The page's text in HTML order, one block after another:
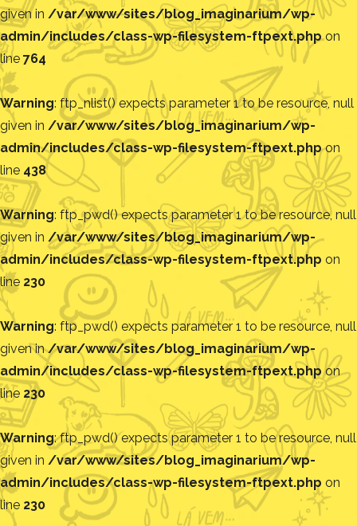
given in /var/www/sites/blog_imaginarium/wp-
admin/includes/class-wp-filesystem-ftpext.phpon
line 764
Warning: ftp_nlist() expects parameter 1 to be resource, null
given in /var/www/sites/blog_imaginarium/wp-
admin/includes/class-wp-filesystem-ftpext.phpon
line 438
Warning: ftp_pwd() expects parameter 1 to be resource, null
given in /var/www/sites/blog_imaginarium/wp-
admin/includes/class-wp-filesystem-ftpext.php on
line 230
Warning: ftp_pwd() expects parameter 1 to be resource, null
given in/var/www/sites/blog_imaginarium/wp-
admin/includes/class-wp-filesystem-ftpext.phpon
line 230
Warning: ftp_pwd() expects parameter 1 to be resource, null
given in /var/www/sites/blog_imaginarium/wp-
admin/includes/class-wp-filesystem-ftpext.php on
line 230